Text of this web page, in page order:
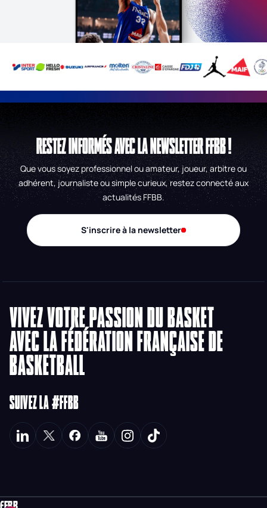
RESTEZ INFORMÉS AVEC LA NEWSLETTER FFBB !
Que vous soyez professionnel ou amateur, joueur, arbitre ou
adhérent, journaliste ou simple curieux, restez connecté aux
actualités FFBB.
S'inscrire à la newsletter
VIVEZ VOTRE PASSION DU BASKET
AVEC LA FÉDÉRATION FRANÇAISE DE
BASKETBALL
SUIVEZ LA #FFBB